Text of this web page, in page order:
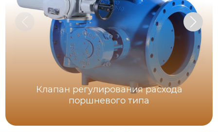
Клапан регулирования расхода
поршневого типа